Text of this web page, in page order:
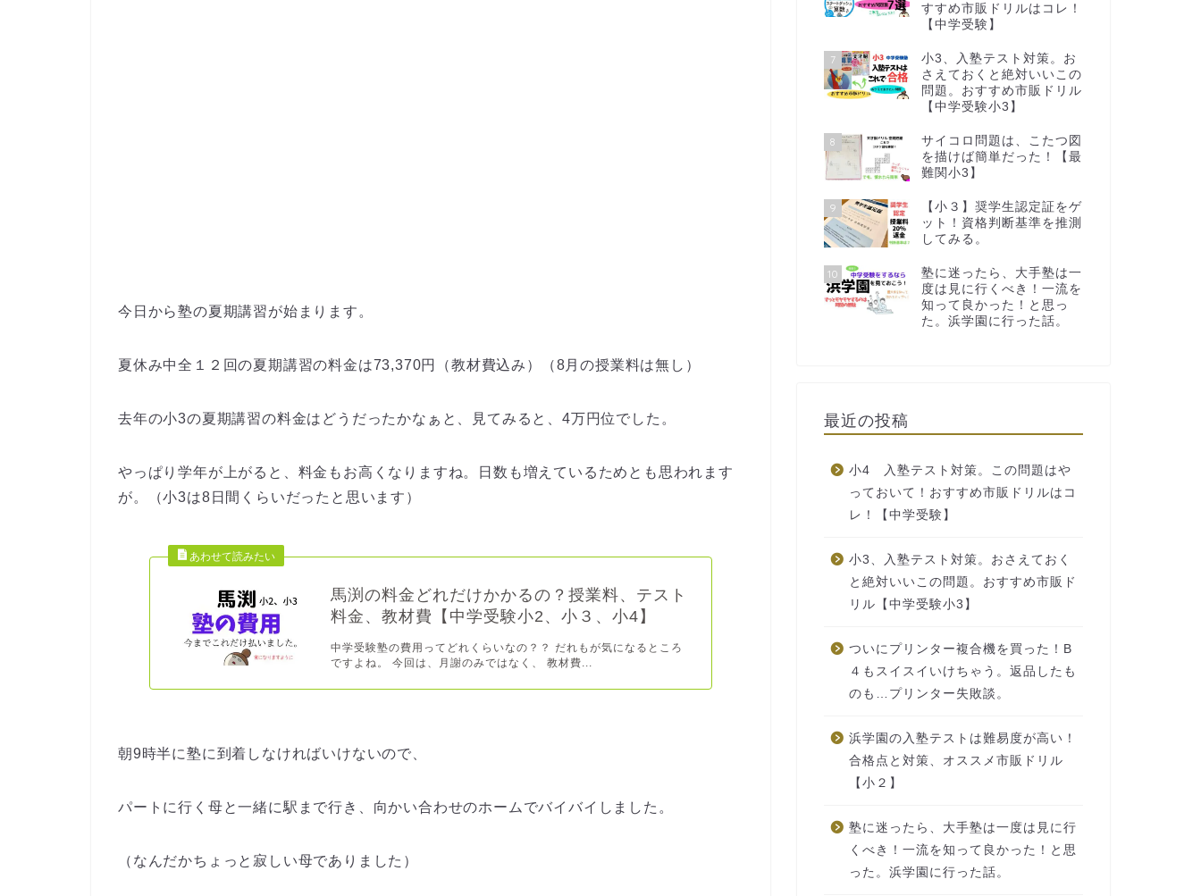
今日から塾の夏期講習が始まります。
夏休み中全１２回の夏期講習の料金は73,370円（教材費込み）（8月の授業料は無し）
去年の小3の夏期講習の料金はどうだったかなぁと、見てみると、4万円位でした。
やっぱり学年が上がると、料金もお高くなりますね。日数も増えているためとも思われます
が。（小3は8日間くらいだったと思います）
馬渕の料金どれだけかかるの？授業料、テスト
料金、教材費【中学受験小2、小３、小4】
中学受験塾の費用ってどれくらいなの？？ だれもが気になるところ
ですよね。 今回は、月謝のみではなく、 教材費...
朝9時半に塾に到着しなければいけないので、
パートに行く母と一緒に駅まで行き、向かい合わせのホームでバイバイしました。
（なんだかちょっと寂しい母でありました）
すすめ市販ドリルはコレ！
【中学受験】
7
小3、入塾テスト対策。お
さえておくと絶対いいこの
問題。おすすめ市販ドリル
【中学受験小3】
8
サイコロ問題は、こたつ図
を描けば簡単だった！【最
難関小3】
9
【小３】奨学生認定証をゲ
ット！資格判断基準を推測
してみる。
10
塾に迷ったら、大手塾は一
度は見に行くべき！一流を
知って良かった！と思っ
た。浜学園に行った話。
最近の投稿
小4 入塾テスト対策。この問題はや
っておいて！おすすめ市販ドリルはコ
レ！【中学受験】
小3、入塾テスト対策。おさえておく
と絶対いいこの問題。おすすめ市販ド
リル【中学受験小3】
ついにプリンター複合機を買った！B
４もスイスイいけちゃう。返品したも
のも…プリンター失敗談。
浜学園の入塾テストは難易度が高い！
合格点と対策、オススメ市販ドリル
【小２】
塾に迷ったら、大手塾は一度は見に行
くべき！一流を知って良かった！と思
った。浜学園に行った話。